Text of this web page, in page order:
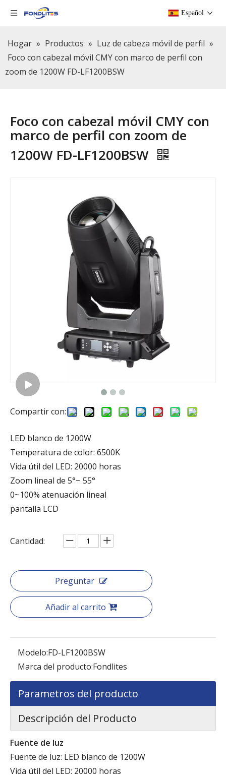
Español
Hogar » Productos » Luz de cabeza móvil de perfil »
Foco con cabezal móvil CMY con marco de perfil con
zoom de 1200W FD-LF1200BSW
Foco con cabezal móvil CMY con
marco de perfil con zoom de
1200W FD-LF1200BSW
Compartir con:
LED blanco de 1200W
Temperatura de color: 6500K
Vida útil del LED: 20000 horas
Zoom lineal de 5°~ 55°
0~100% atenuación lineal
pantalla LCD
Cantidad:
Preguntar
Añadir al carrito
Modelo:FD-LF1200BSW
Marca del producto:Fondlites
Parametros del producto
Descripción del Producto
Fuente de luz
Fuente de luz: LED blanco de 1200W
Vida útil del LED: 20000 horas